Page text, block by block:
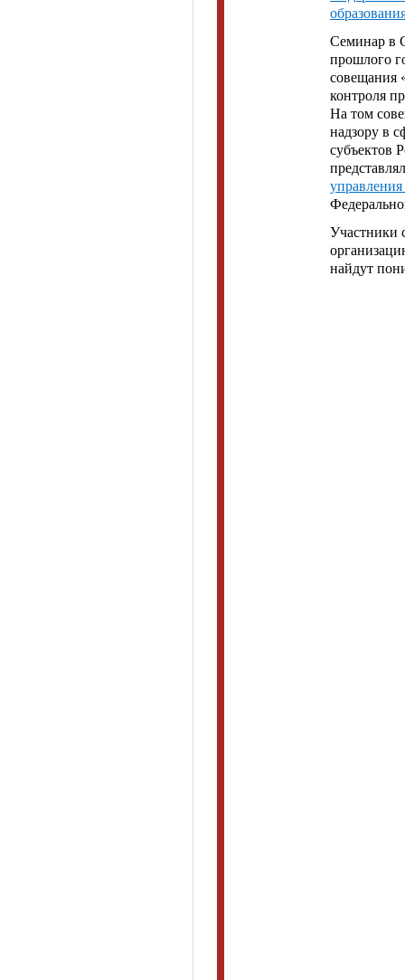
Семинар в
прошлого
совещания
контроля
На том
надзору в
субъектов
Участники
найдут